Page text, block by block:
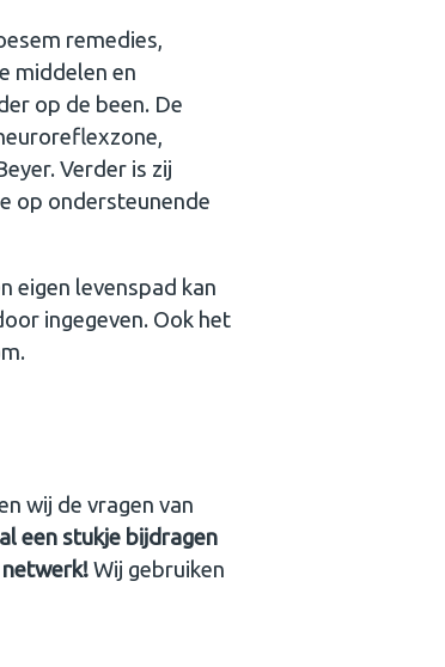
remedies,
middelen en
op de been. De
Verder is zij
op ondersteunende
eigen levenspad kan
ingegeven. Ook het
wij de vragen van
een stukje bijdragen
Wij gebruiken